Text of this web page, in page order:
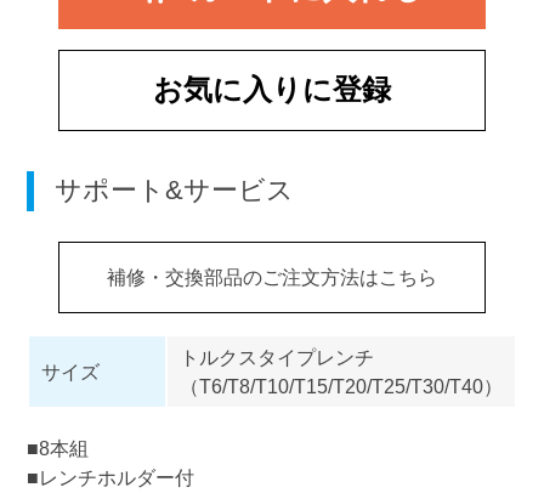
お気に入りに登録
サポート&サービス
補修・交換部品のご注文方法はこちら
サイズ
トルクスタイプレンチ
（T6/T8/T10/T15/T20/T25/T30/T40）
■8本組
■レンチホルダー付